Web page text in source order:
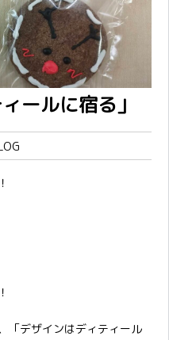
ールに宿る」
「デザインはディティール